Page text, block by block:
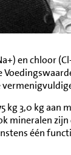
en chloor
kg 3,0 kg aan
mineralen
één